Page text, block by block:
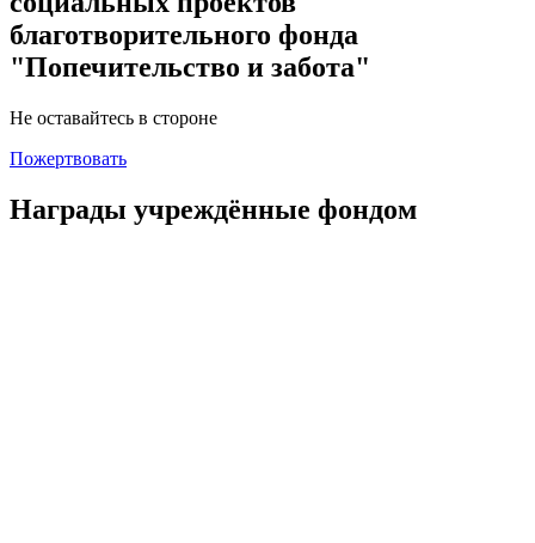
благотворительного фонда
"Попечительство и забота"
Не оставайтесь в стороне
Пожертвовать
Награды учреждённые фондом